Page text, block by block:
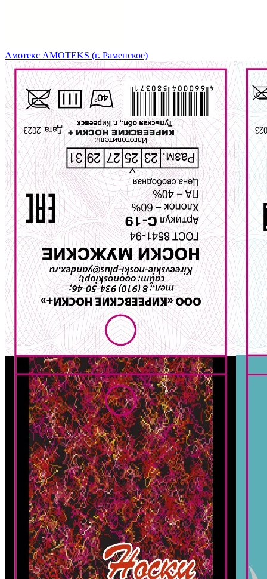
Амотекс AMOTEKS (г. Раменское)